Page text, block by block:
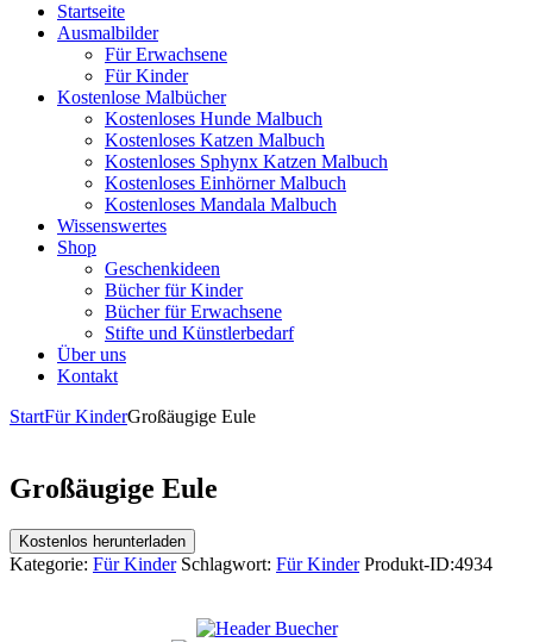
Startseite
Ausmalbilder
Für Erwachsene
Für Kinder
Kostenlose Malbücher
Kostenloses Hunde Malbuch
Kostenloses Katzen Malbuch
Kostenloses Sphynx Katzen Malbuch
Kostenloses Einhörner Malbuch
Kostenloses Mandala Malbuch
Wissenswertes
Shop
Geschenkideen
Bücher für Kinder
Bücher für Erwachsene
Stifte und Künstlerbedarf
Über uns
Kontakt
StartFür KinderGroßäugige Eule
Großäugige Eule
Kostenlos herunterladen
Kategorie: Für Kinder Schlagwort: Für Kinder Produkt-ID:4934